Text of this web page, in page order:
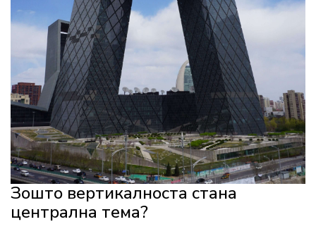
Зошто вертикалноста стана
централна тема?